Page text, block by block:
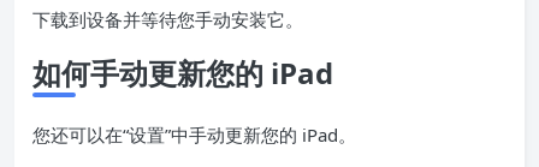
下载到设备并等待您手动安装它。
如何手动更新您的 iPad
您还可以在“设置”中手动更新您的 iPad。